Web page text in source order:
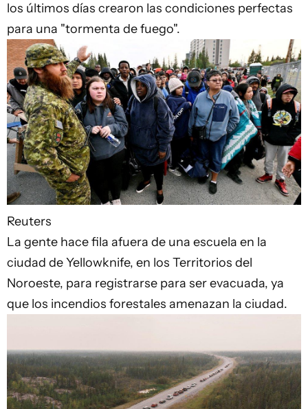
los últimos días crearon las condiciones perfectas
para una "tormenta de fuego".
Reuters
La gente hace fila afuera de una escuela en la
ciudad de Yellowknife, en los Territorios del
Noroeste, para registrarse para ser evacuada, ya
que los incendios forestales amenazan la ciudad.